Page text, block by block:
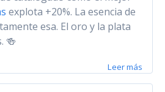
explota +20%. La esencia de
esa. El oro y la plata
🍻
Leer más